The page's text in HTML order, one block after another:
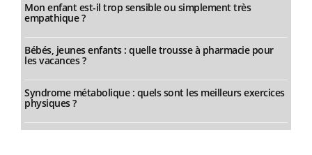
Mon enfant est-il trop sensible ou simplement très
empathique ?
Bébés, jeunes enfants : quelle trousse à pharmacie pour
les vacances ?
Syndrome métabolique : quels sont les meilleurs exercices
physiques ?